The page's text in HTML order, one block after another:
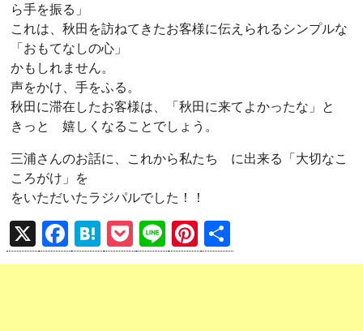
ら手を振る」
これは、秋田を訪ねてきたお客様に伝えられるシンプルな
「おもてなしの心」
かもしれません。
声をかけ、手をふる。
秋田に滞在したお客様は、「秋田に来てよかったな」と
きっと 嬉しくなることでしょう。
三浦さんのお話に、これから私たち に出来る「大切なこ
ころがけ」を
をいただいたラジパルでした！！
X
F
a
H
at
P
o
Li
n
Pi
nt 有